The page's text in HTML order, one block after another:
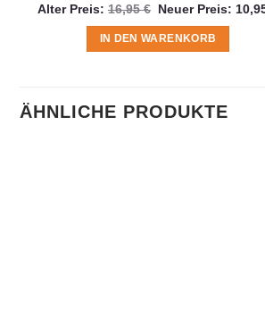
Alter Preis: 16,95€ Ursprünglicher
war:
16,95 €
Neuer Preis:
IN DEN WARENKORB
ÄHNLICHE PRODUKTE